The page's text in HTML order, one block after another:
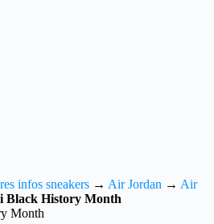
infos sneakers → Air Jordan → Air
Black History Month
Month